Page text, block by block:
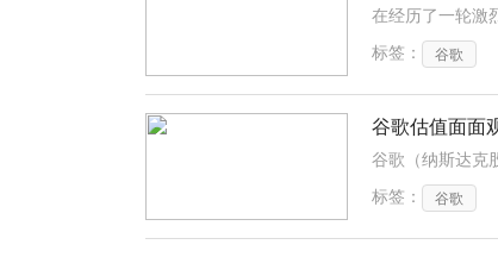
标签：
谷歌
谷歌估值面面
标签：
谷歌